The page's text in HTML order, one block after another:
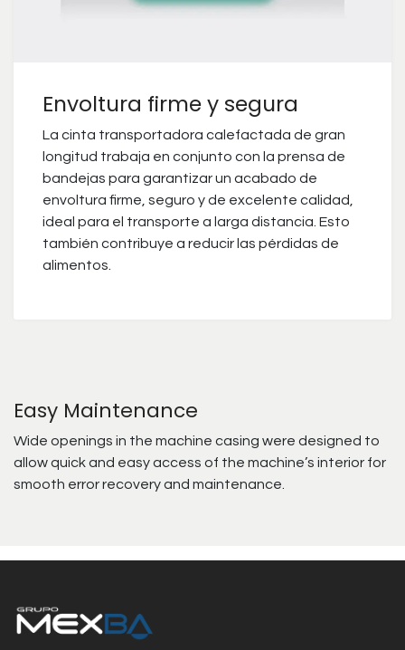
Envoltura firme y segura
La cinta transportadora calefactada de gran
longitud trabaja en conjunto con la prensa de
bandejas para garantizar un acabado de
envoltura firme, seguro y de excelente calidad,
ideal para el transporte a larga distancia. Esto
también contribuye a reducir las pérdidas de
alimentos.
Easy Maintenance
Wide openings in the machine casing were designed to
allow quick and easy access of the machine’s interior for
smooth error recovery and maintenance.